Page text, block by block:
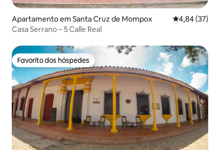
Apartamento em Santa Cruz de Mompox Classificação
4,84 (37)
Casa Serrano – 5 Calle Real
Favorito dos hóspedes
Favorito dos hóspedes